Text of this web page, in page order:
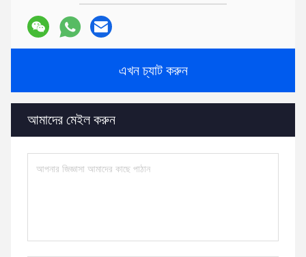
এখন চ্যাট করুন
আমাদের মেইল ​​করুন